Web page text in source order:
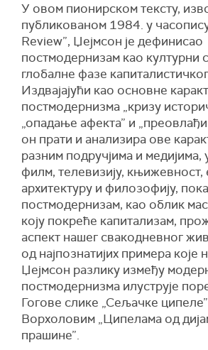
У овом пионирском тексту,
публикованом 1984. у
Review”, Џејмсон је дефинисао
постмодернизам као културни
глобалне фазе
Издвајајући као основне
постмодернизма „кризу
„опадање афекта” и
он прати и анализира ове
разним подручјима и медијима,
филм, телевизију, књижевност,
архитектуру и филозофију,
постмодернизам, као облик
коју покреће капитализам,
аспект нашег свакодневног
од најпознатијих примера које
Џејмсон разлику између
постмодернизма илуструје
Гогове слике „Сељачке
Ворхоловим „Ципелама од
прашине”.